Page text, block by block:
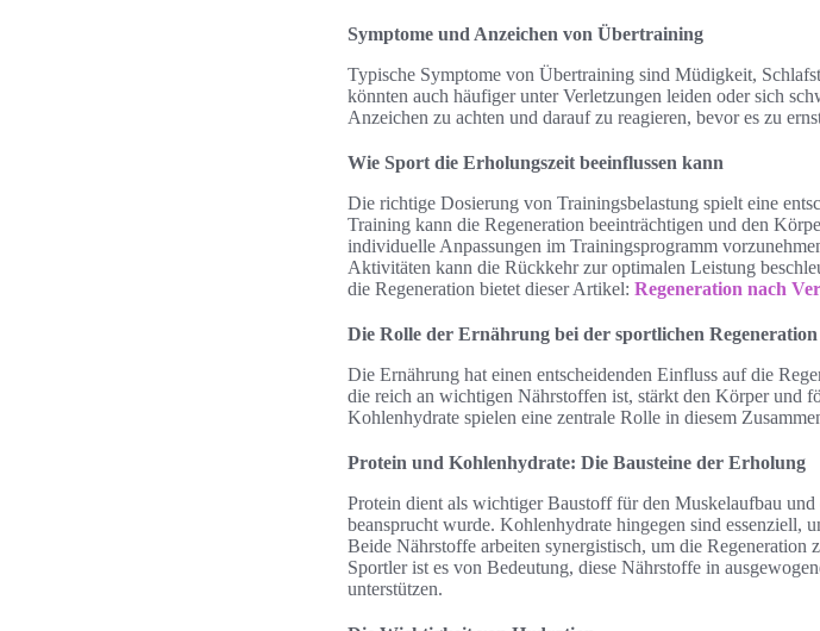
Symptome und Anzeichen von Übertraining
Typische Symptome von Übertraining sind Müdigkeit,
könnten auch häufiger unter Verletzungen leiden oder sich
Anzeichen zu achten und darauf zu reagieren, bevor es zu
Wie Sport die Erholungszeit beeinflussen kann
Die richtige Dosierung von Trainingsbelastung spielt eine
Training kann die Regeneration beeinträchtigen und den
individuelle Anpassungen im Trainingsprogramm
Aktivitäten kann die Rückkehr zur optimalen Leistung
die Regeneration bietet dieser Artikel: Regeneration nach
Die Rolle der Ernährung bei der sportlichen Regeneration
Die Ernährung hat einen entscheidenden Einfluss auf die
die reich an wichtigen Nährstoffen ist, stärkt den Körper und
Kohlenhydrate spielen eine zentrale Rolle in diesem
Protein und Kohlenhydrate: Die Bausteine der Erholung
Protein dient als wichtiger Baustoff für den Muskelaufbau
beansprucht wurde. Kohlenhydrate hingegen sind essenziell,
Beide Nährstoffe arbeiten synergistisch, um die
Sportler ist es von Bedeutung, diese Nährstoffe in
unterstützen.